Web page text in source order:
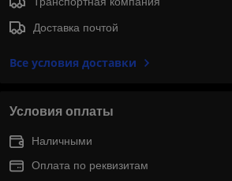
Доставка почтой
Все условия доставки
Условия оплаты
Наличными
Оплата по реквизитам